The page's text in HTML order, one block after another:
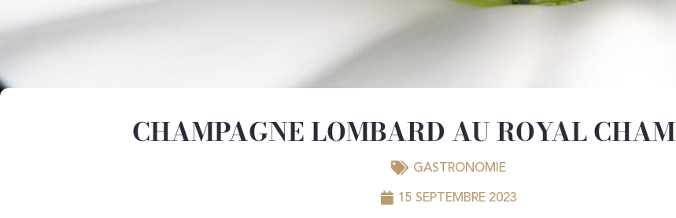
CHAMPAGNE LOMBARD AU ROYAL
GASTRONOMIE
15 SEPTEMBRE 2023